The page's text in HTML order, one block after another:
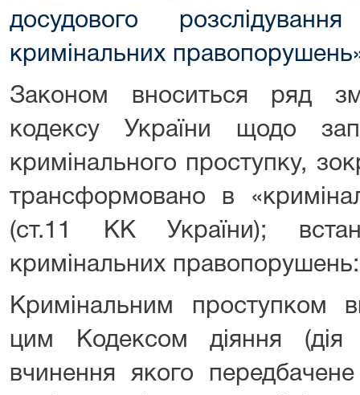
досудового
кримінальних
Законом вноситься ряд
кодексу України щодо
кримінального проступку,
трансформовано в
(ст.11 КК України);
кримінальних
Кримінальним проступком
цим Кодексом діяння (дія
вчинення якого